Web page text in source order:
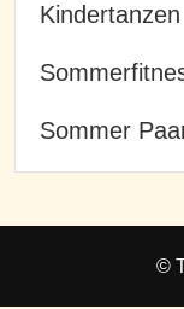
Kindertanzen
Sommer
©